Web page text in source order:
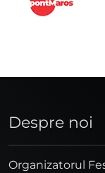
Despre noi
Organizatorul